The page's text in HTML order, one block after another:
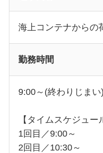
海上コンテナからの
勤務時間
9:00～(終わりじまい)
【タイムスケジュー
1回目／9:00～
2回目／10:30～